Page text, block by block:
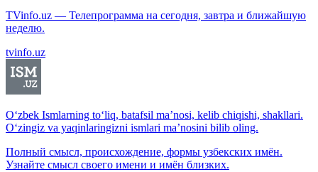
TVinfo.uz — Телепрограмма на сегодня, завтра и ближайшую
неделю.
tvinfo.uz
O‘zbek Ismlarning to‘liq, batafsil ma’nosi, kelib chiqishi, shakllari.
O‘zingiz va yaqinlaringizni ismlari ma’nosini bilib oling.
Полный смысл, происхождение, формы узбекских имён.
Узнайте смысл своего имени и имён близких.